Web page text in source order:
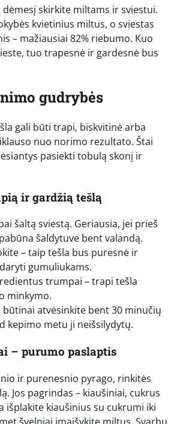
dėmesį skirkite miltams ir sviestui.
kvietinius miltus, o sviestas
– mažiausiai 82% riebumo. Kuo
tuo trapesnė ir gardesnė bus
gudrybės
gali būti trapi, biskvitinė arba
nuo norimo rezultato. Štai
pasiekti tobulą skonį ir
ir gardžią tešlą
šaltą sviestą. Geriausia, jei prieš
šaldytuve bent valandą.
– taip tešla bus puresnė ir
gumuliukams.
trumpai – trapi tešla
minkymo.
būtinai atvėsinkite bent 30 minučių
kepimo metu ji neišsilydytų.
– purumo paslaptis
ir purenesnio pyrago, rinkitės
Jos pagrindas – kiaušiniai, cukrus
išplakite kiaušinius su cukrumi iki